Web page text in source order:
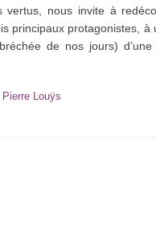
vertus, nous invite à
principaux protagonistes, à
de nos jours)
Pierre Louÿs